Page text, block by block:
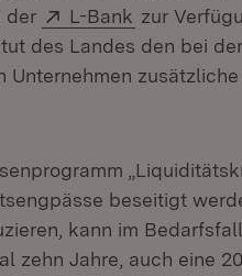
der
Extern:
L-Bank (Öffnet in
zur
des Landes den bei der
beseitigt
kann im
zehn Jahre, auch eine